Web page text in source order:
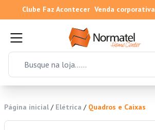
Clube Faz Acontecer Venda corporativa
Página inicial / Elétrica / Quadros e Caixas